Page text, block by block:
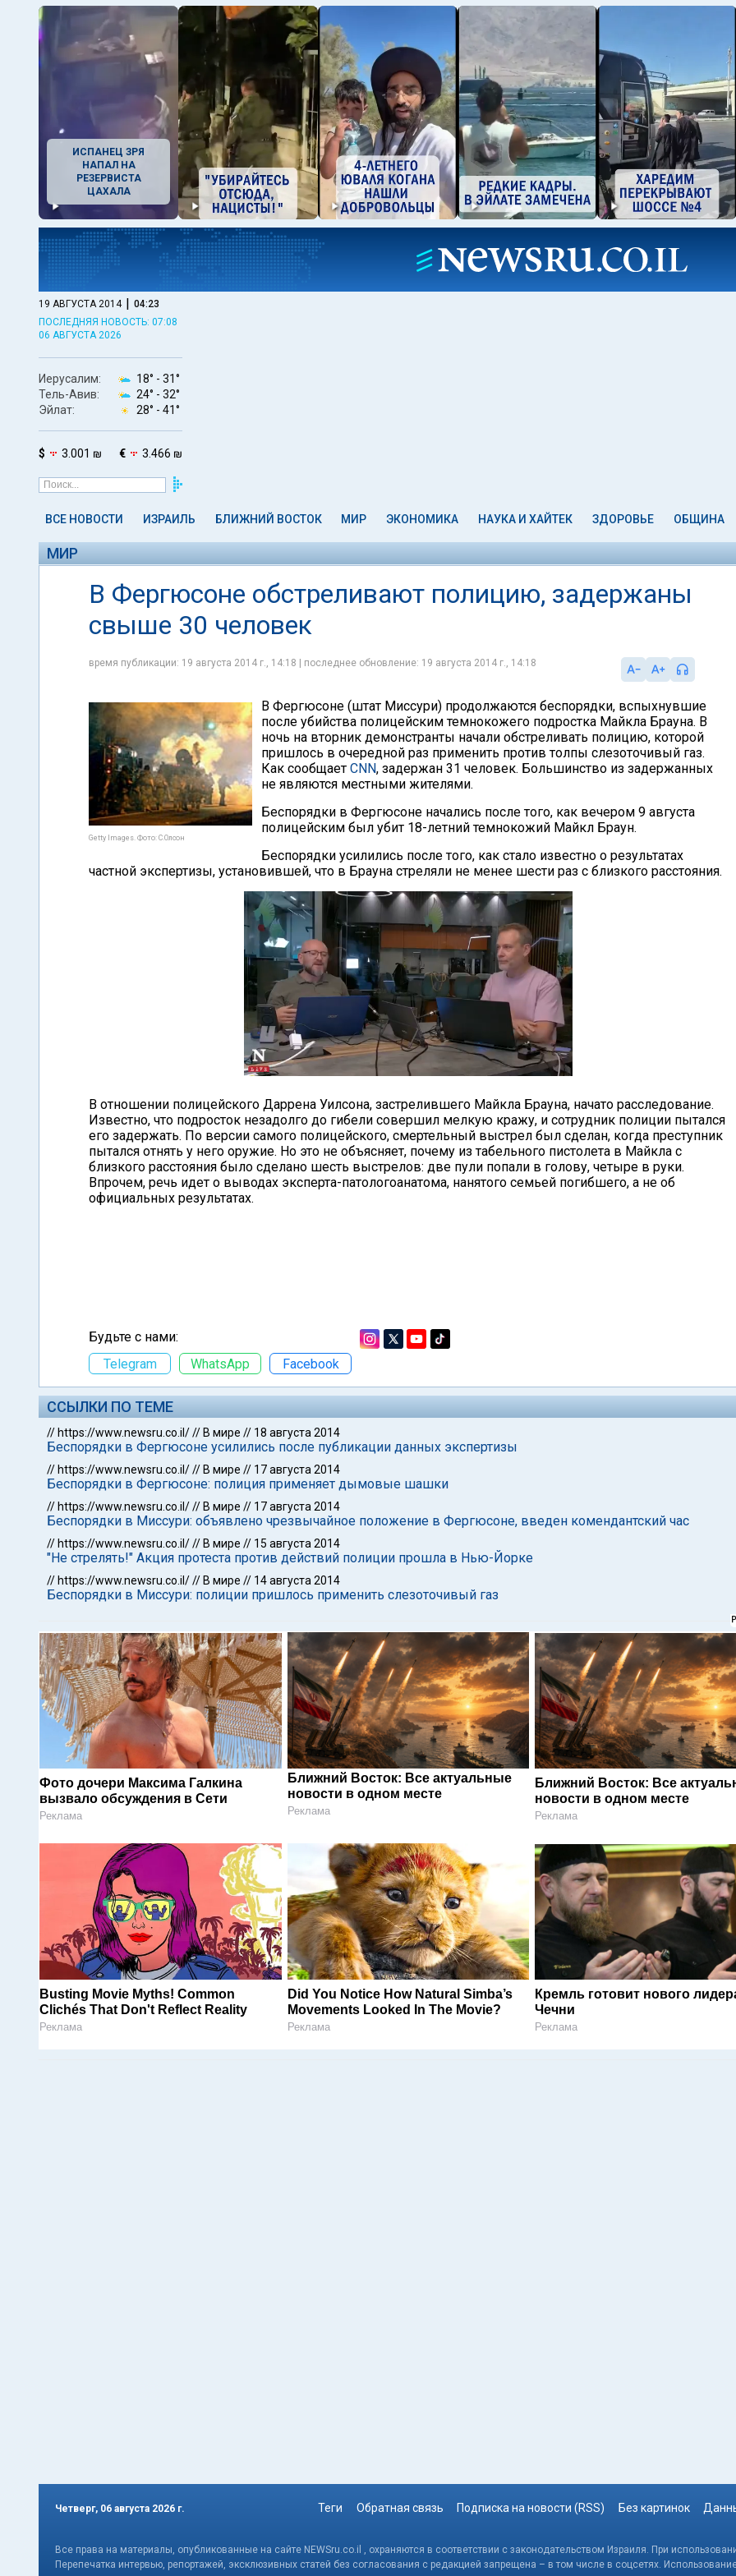
ИСПАНЕЦ ЗРЯ
НАПАЛ НА
РЕЗЕРВИСТА
ЦАХАЛА
19 АВГУСТА 2014 | 04:23
ПОСЛЕДНЯЯ НОВОСТЬ: 07:08
06 АВГУСТА 2026
Иерусалим: 18° - 31°
Тель-Авив:
24° - 32°
Эйлат:
28° - 41°
$ 3.001 ₪ € 3.466 ₪
ВСЕ НОВОСТИ ИЗРАИЛЬ БЛИЖНИЙ ВОСТОК МИР ЭКОНОМИКА НАУКА И ХАЙТЕК ЗДОРОВЬЕ ОБЩИНА
МИР
В Фергюсоне обстреливают полицию, задержаны
свыше 30 человек
время публикации: 19 августа 2014 г., 14:18 | последнее обновление: 19 августа 2014 г., 14:18
Getty Images. Фото: С.Олсон
В Фергюсоне (штат Миссури) продолжаются беспорядки, вспыхнувшие
после убийства полицейским темнокожего подростка Майкла Брауна. В
ночь на вторник демонстранты начали обстреливать полицию, которой
пришлось в очередной раз применить против толпы слезоточивый газ.
Как сообщает CNN, задержан 31 человек. Большинство из задержанных
не являются местными жителями.
Беспорядки в Фергюсоне начались после того, как вечером 9 августа
полицейским был убит 18-летний темнокожий Майкл Браун.
Беспорядки усилились после того, как стало известно о результатах
частной экспертизы, установившей, что в Брауна стреляли не менее шести раз с близкого расстояния.
В отношении полицейского Даррена Уилсона, застрелившего Майкла Брауна, начато расследование.
Известно, что подросток незадолго до гибели совершил мелкую кражу, и сотрудник полиции пытался
его задержать. По версии самого полицейского, смертельный выстрел был сделан, когда преступник
пытался отнять у него оружие. Но это не объясняет, почему из табельного пистолета в Майкла с
близкого расстояния было сделано шесть выстрелов: две пули попали в голову, четыре в руки.
Впрочем, речь идет о выводах эксперта-патологоанатома, нанятого семьей погибшего, а не об
официальных результатах.
Будьте с нами:
Telegram
WhatsApp Facebook
ССЫЛКИ ПО ТЕМЕ
// https://www.newsru.co.il/// В мире // 18 августа 2014
Беспорядки в Фергюсоне усилились после публикации данных экспертизы
// https://www.newsru.co.il/// В мире // 17 августа 2014
Беспорядки в Фергюсоне: полиция применяет дымовые шашки
// https://www.newsru.co.il/// В мире // 17 августа 2014
Беспорядки в Миссури: объявлено чрезвычайное положение в Фергюсоне, введен комендантский час
// https://www.newsru.co.il/// В мире // 15 августа 2014
"Не стрелять!" Акция протеста против действий полиции прошла в Нью-Йорке
// https://www.newsru.co.il/// В мире // 14 августа 2014
Беспорядки в Миссури: полиции пришлось применить слезоточивый газ
Фото дочери Максима Галкина
вызвало обсуждения в Сети
Реклама
Ближний Восток: Все актуальные
новости в одном месте
Реклама
Ближний Восток: Все
новости в одном месте
Реклама
Busting Movie Myths! Common
Clichés That Don't Reflect Reality
Реклама
Did You Notice How Natural Simba’s
Movements Looked In The Movie?
Реклама
Кремль готовит нового
Чечни
Реклама
Четверг, 06 августа 2026 г. Теги Обратная связь Подписка на новости (RSS) Без картинок
Все права на материалы, опубликованные на сайте NEWSru.co.il , охраняются в соответствии с законодательством Израиля. При
Перепечатка интервью, репортажей, эксклюзивных статей без согласования с редакцией запрещена – в том числе в соцсетях.